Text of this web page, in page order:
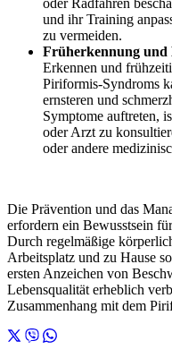
und ihr Training
zu vermeiden.
Früherkennung und
Erkennen und
Piriformis-Syndroms
ernsteren und
Symptome auftreten,
oder Arzt zu
oder andere
Die Prävention und das
erfordern ein Bewusstsein
Durch regelmäßige
Arbeitsplatz und zu Hause
ersten Anzeichen von
Lebensqualität erheblich
Zusammenhang mit dem